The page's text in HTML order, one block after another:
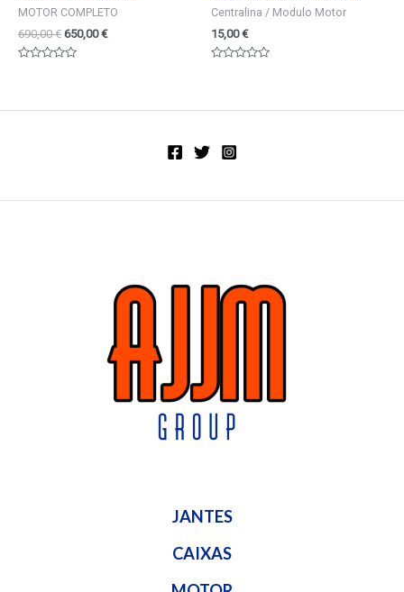
MOTOR COMPLETO
690,00€ 650,00€
5
Centralina / Modulo Motor
15,00€
5
JANTES
CAIXAS